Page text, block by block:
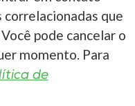
que
pode cancelar o
momento. Para
de